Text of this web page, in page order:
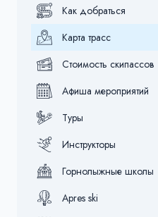
Как добраться
Карта трасс
Стоимость скипассов
Афиша мероприятий
Туры
Инструкторы
Горнолыжные школы
Apres ski